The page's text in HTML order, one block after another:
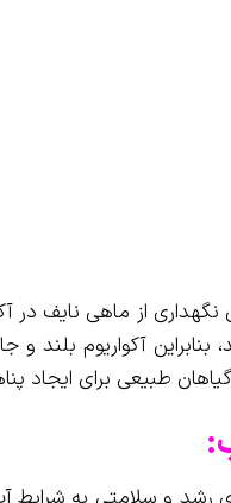
نگهداری از ماهی نایف در
طبیعی برای ایجاد